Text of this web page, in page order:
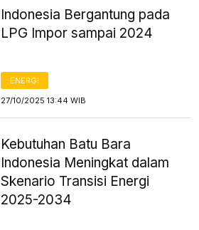
Indonesia Bergantung pada
LPG Impor sampai 2024
ENERGI
27/10/2025 13:44 WIB
Kebutuhan Batu Bara
Indonesia Meningkat dalam
Skenario Transisi Energi
2025-2034